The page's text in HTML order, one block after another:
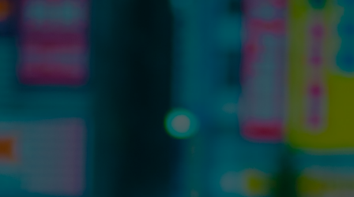
ケモン
Web CM：
みてねみま